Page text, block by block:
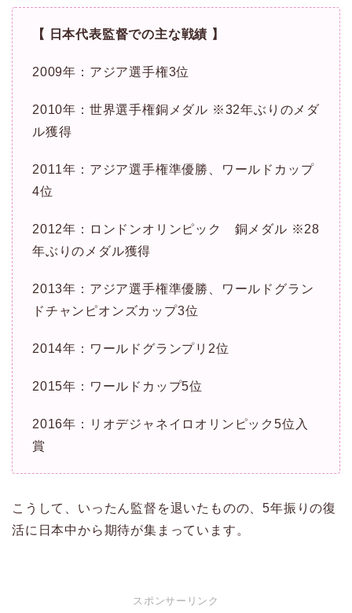
【 日本代表監督での主な戦績 】
2009年：アジア選手権3位
2010年：世界選手権銅メダル ※32年ぶりのメダ
ル獲得
2011年：アジア選手権準優勝、ワールドカップ
4位
2012年：ロンドンオリンピック 銅メダル ※28
年ぶりのメダル獲得
2013年：アジア選手権準優勝、ワールドグラン
ドチャンピオンズカップ3位
2014年：ワールドグランプリ2位
2015年：ワールドカップ5位
2016年：リオデジャネイロオリンピック5位入
賞
こうして、いったん監督を退いたものの、5年振りの復
活に日本中から期待が集まっています。
スポンサーリンク